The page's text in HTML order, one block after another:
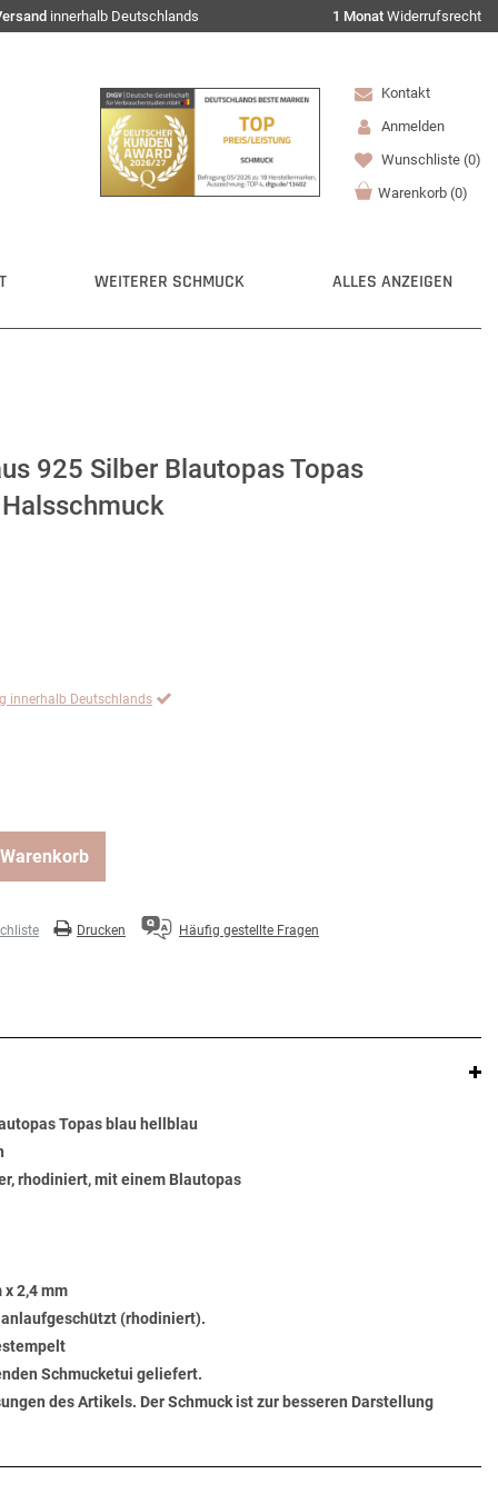
innerhalb Deutschlands 1 Monat Widerrufsrecht
Kontakt
Anmelden
Wunschliste (0)
Warenkorb (0)
WEITERER SCHMUCK ALLES ANZEIGEN
925 Silber Blautopas Topas
innerhalb Deutschlands
Drucken Häufig gestellte Fragen
Topas blau hellblau
rhodiniert, mit einem Blautopas
x 2,4 mm
(rhodiniert).
Schmucketui geliefert.
des Artikels. Der Schmuck ist zur besseren Darstellung